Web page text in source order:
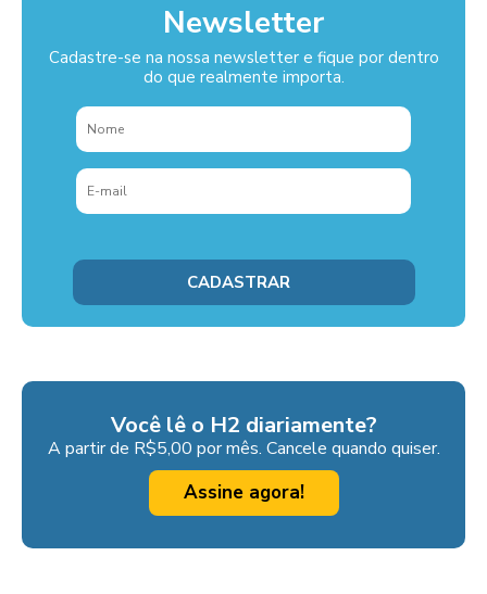
Newsletter
Cadastre-se na nossa newsletter e fique por dentro
do que realmente importa.
Você lê o H2 diariamente?
A partir de R$5,00 por mês. Cancele quando quiser.
Assine agora!